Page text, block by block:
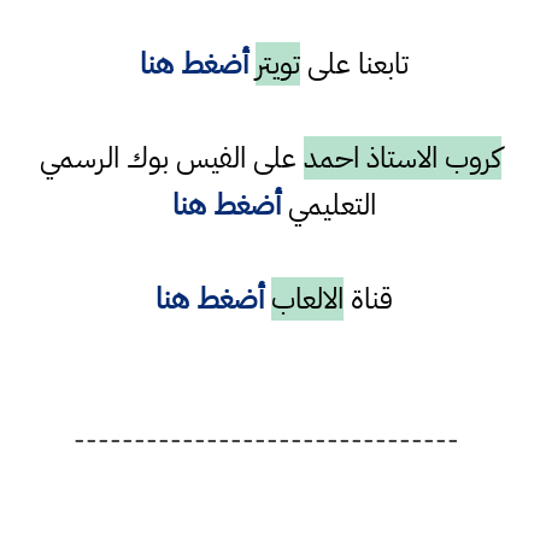
تابعنا علىتويتر أضغط هنا
كروب الاستاذ احمدعلى الفيس بوك الرسمي
التعليميأضغط هنا
قناة الالعاب أضغط هنا
--------------------------------